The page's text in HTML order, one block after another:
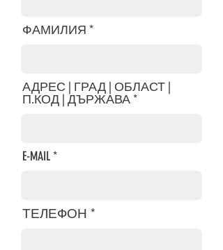
ФАМИЛИЯ
АДРЕС | ГРАД | ОБЛАСТ |
П.КОД | ДЪРЖАВА
E-MAIL
ТЕЛЕФОН